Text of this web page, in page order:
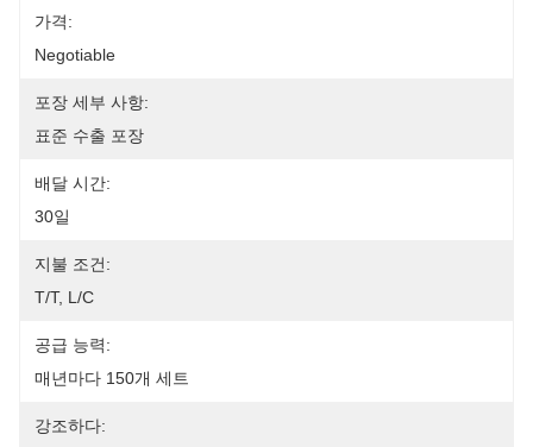
가격:
Negotiable
포장 세부 사항:
표준 수출 포장
배달 시간:
30일
지불 조건:
T/T, L/C
공급 능력:
매년마다 150개 세트
강조하다: